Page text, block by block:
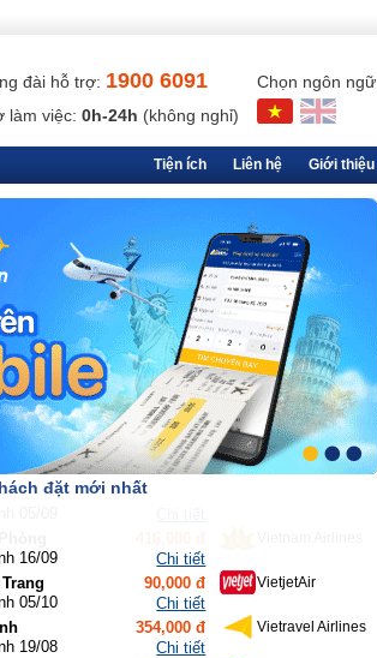
đài hỗ trợ: 1900 6091
làm việc: 0h-24h (không nghỉ)
Chọn ngôn ngữ
Giới thiệu
Liên hệ
Tiện ích
đặt mới nhất
354,000 đ
Chi tiết
Vietravel Airlines
59,000 đ
Chi tiết
Sun Phú Quốc Airways
Chi tiết